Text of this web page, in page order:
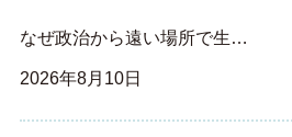
なぜ政治から遠い場所で生…
2026年8月10日